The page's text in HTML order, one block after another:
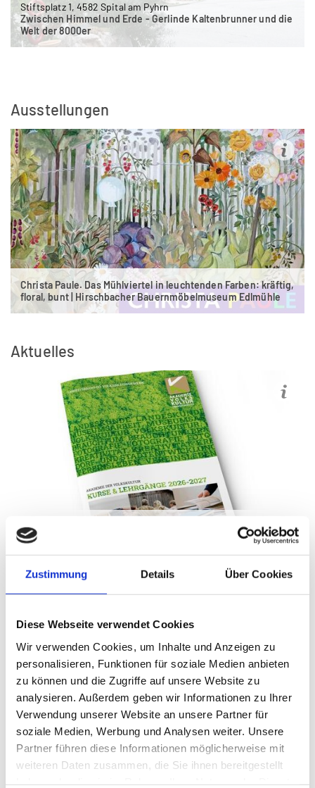
Zustimmung Details Über Cookies
Diese Webseite verwendet Cookies
Wir verwenden Cookies, um Inhalte und Anzeigen zu
personalisieren, Funktionen für soziale Medien anbieten
zu können und die Zugriffe auf unsere Website zu
analysieren. Außerdem geben wir Informationen zu Ihrer
Verwendung unserer Website an unsere Partner für
soziale Medien, Werbung und Analysen weiter. Unsere
Partner führen diese Informationen möglicherweise mit
weiteren Daten zusammen, die Sie ihnen bereitgestellt
Stiftsplatz 1, 4582 Spital am Pyhrn
Zwischen Himmel und Erde - Gerlinde Kaltenbrunner und die
Welt der 8000er
Ausstellungen
Christa Paule. Das Mühlviertel in leuchtenden Farben: kräftig,
floral, bunt | Hirschbacher Bauernmöbelmuseum Edlmühle
Aktuelles
Akademie der Volkskultur: Kurse & Lehrgänge |
Kursprogramm 2026-2027
Kulturvermittlungsangebote